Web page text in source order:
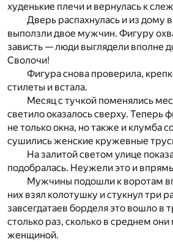
худенькие плечи и вернулась к
Дверь распахнулась и из дому
выползли двое мужчин. Фигуру
зависть — люди выглядели вполне
Сволочи!
Фигура снова проверила,
стилеты и встала.
Месяц с тучкой поменялись
светило оказалось сверху. Теперь
не только окна, но также и клумба
сушились женские кружевные
На залитой светом улице
подобралась. Неужели это и
Мужчины подошли к воротам
них взял колотушку и стукнул три
завсегдатаев борделя это вошло в
столько раз, сколько в среднем
женщиной.